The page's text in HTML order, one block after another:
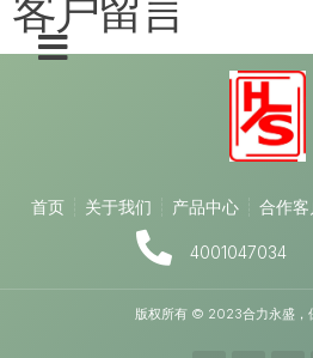
客户留言
首页 关于我们 产品中心 合作客
4001047034
版权所有 © 2023合力永盛，